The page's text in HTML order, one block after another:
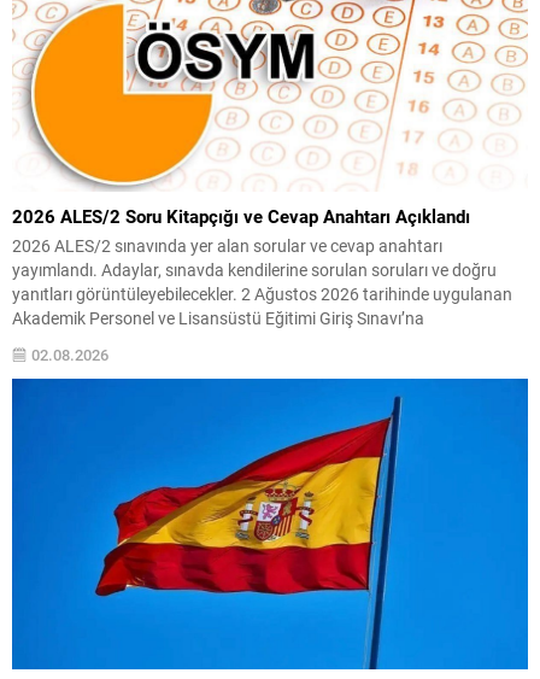
2026 ALES/2 Soru Kitapçığı ve Cevap Anahtarı Açıklandı
2026 ALES/2 sınavında yer alan sorular ve cevap anahtarı
yayımlandı. Adaylar, sınavda kendilerine sorulan soruları ve doğru
yanıtları görüntüleyebilecekler. 2 Ağustos 2026 tarihinde uygulanan
Akademik Personel ve Lisansüstü Eğitimi Giriş Sınavı’na
(2026‑ALES/2) ilişkin Temel Soru Kitapçığı ile Cevap Anahtarı’nın
%10’u erişime açıldı. Sınava giren kişiler, ilgili dökümanlara ÖSYM’nin
02.08.2026